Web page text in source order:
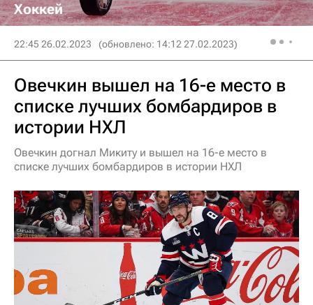
Хоккей
22:45 26.02.2023 (обновлено: 14:12 27.02.2023)
Овечкин вышел на 16-е место в
списке лучших бомбардиров в
истории НХЛ
Овечкин догнал Микиту и вышел на 16-е место в
списке лучших бомбардиров в истории НХЛ